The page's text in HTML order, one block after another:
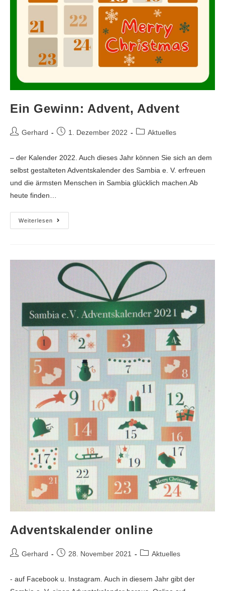
Ein Gewinn: Advent, Advent
Gerhard 1. Dezember 2022 Aktuelles
– der Kalender 2022. Auch dieses Jahr können Sie sich an dem
selbst gestalteten Adventskalender des Sambia e. V. erfreuen
und die ärmsten Menschen in Sambia glücklich machen.Ab
heute finden…
Weiterlesen
Adventskalender online
Gerhard 28. November 2021 Aktuelles
- auf Facebook u. Instagram. Auch in diesem Jahr gibt der